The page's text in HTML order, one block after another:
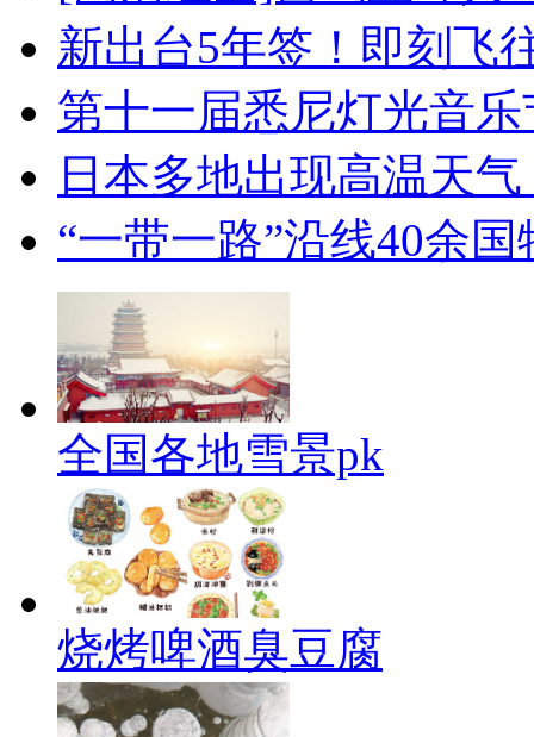
新出台5年签！即刻飞
第十一届悉尼灯光音
日本多地出现高温天
“一带一路”沿线40余
全国各地雪景pk
烧烤啤酒臭豆腐